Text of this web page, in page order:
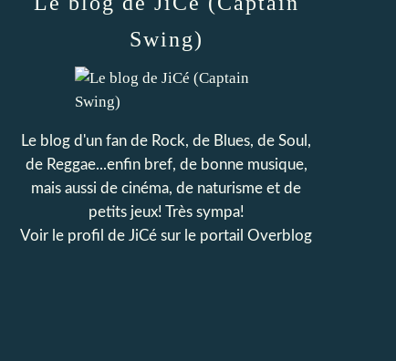
Swing)
Le blog d'un fan de Rock, de Blues, de Soul,
de Reggae...enfin bref, de bonne musique,
mais aussi de cinéma, de naturisme et de
petits jeux! Très sympa!
Voir le profil de JiCé sur le portail Overblog